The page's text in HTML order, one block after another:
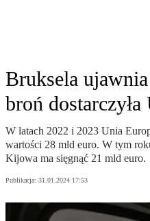
Bruksela
broń
W latach 2022 i 2023 Unia
wartości 28 mld euro. W tym
Kijowa ma sięgnąć 21 mld euro.
Publikacja: 31.01.2024 17:53